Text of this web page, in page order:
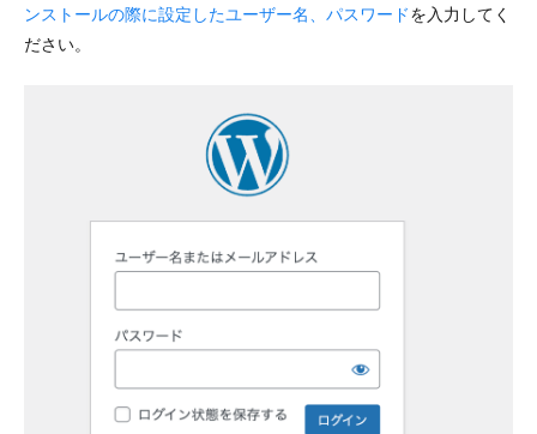
ンストールの際に設定したユーザー名、パスワード を入力してく
ださい。